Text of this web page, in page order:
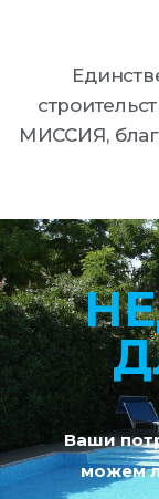
МИССИЯ,
Ваши
можем